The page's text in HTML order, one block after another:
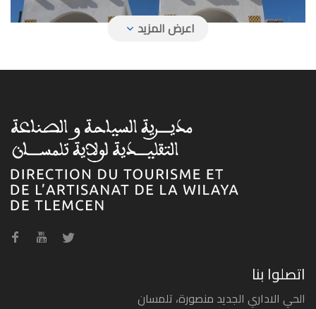
فندق تافنة
فندق حمام بوغرارة
اتصلوا بنا
الحي الاداري الجديد منصورة، تلمسان